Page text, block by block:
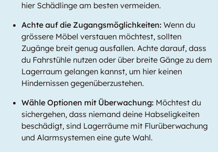
hier Schädlinge am besten vermeiden.
Achte auf die Zugangsmöglichkeiten: Wenn du
grössere Möbel verstauen möchtest, sollten
Zugänge breit genug ausfallen. Achte darauf, dass
du Fahrstühle nutzen oder über breite Gänge zu dem
Lagerraum gelangen kannst, um hier keinen
Hindernissen gegenüberzustehen.
Wähle Optionen mit Überwachung: Möchtest du
sichergehen, dass niemand deine Habseligkeiten
beschädigt, sind Lagerräume mit Flurüberwachung
und Alarmsystemen eine gute Wahl.